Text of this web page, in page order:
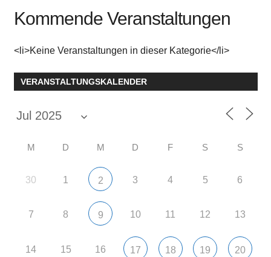
Kommende Veranstaltungen
<li>Keine Veranstaltungen in dieser Kategorie</li>
VERANSTALTUNGSKALENDER
M D M D F S S
30 1 2 3 4 5 6
7 8 9 10 11 12 13
14 15 16 17 18 19 20